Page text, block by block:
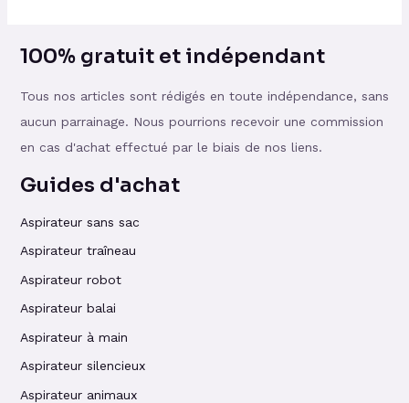
100% gratuit et indépendant
Tous nos articles sont rédigés en toute indépendance, sans
aucun parrainage. Nous pourrions recevoir une commission
en cas d'achat effectué par le biais de nos liens.
Guides d'achat
Aspirateur sans sac
Aspirateur traîneau
Aspirateur robot
Aspirateur balai
Aspirateur à main
Aspirateur silencieux
Aspirateur animaux